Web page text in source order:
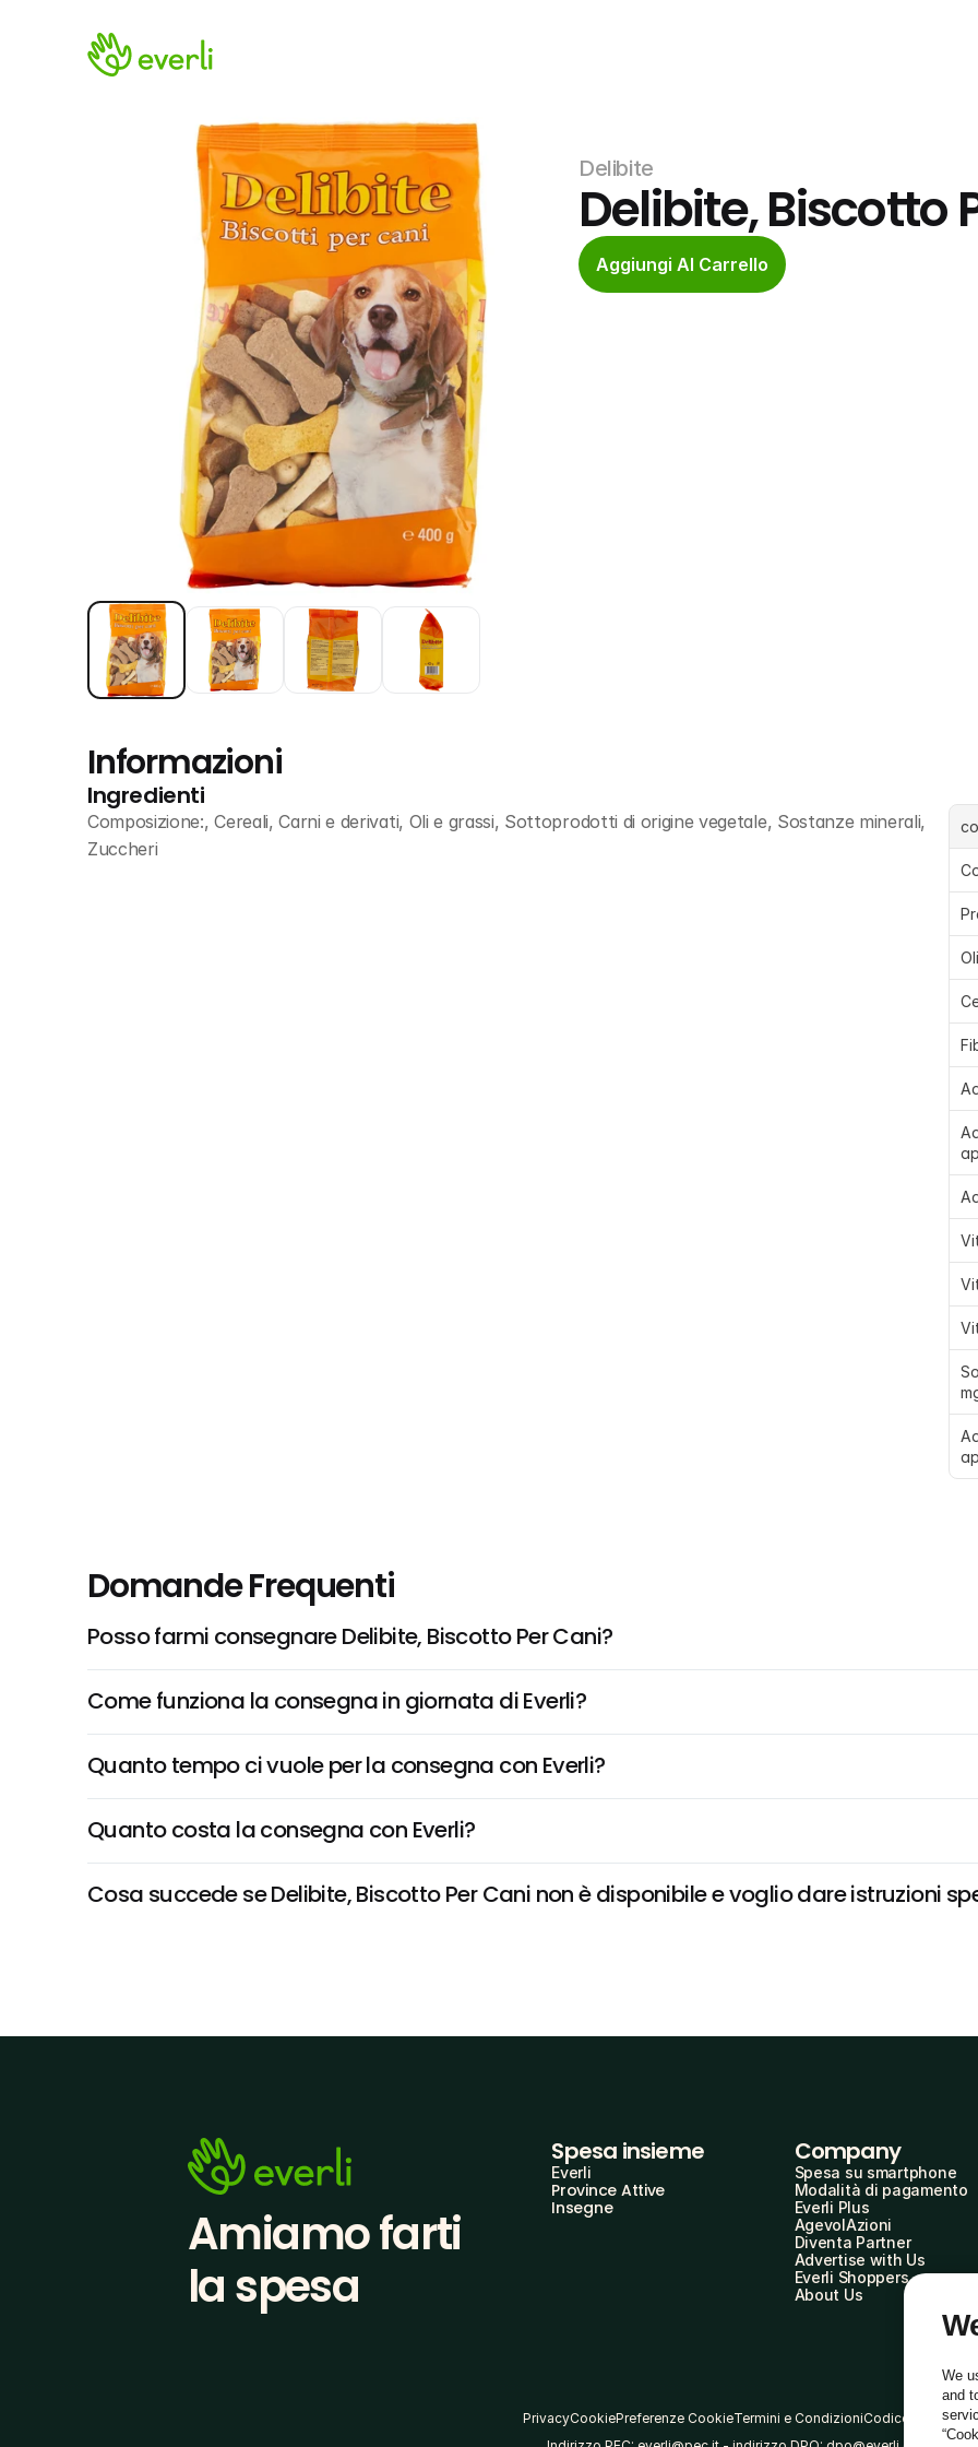
Delibite
Delibite, Biscotto
Aggiungi Al Carrello
Informazioni
Ingredienti
Composizione:, Cereali, Carni e derivati, Oli e grassi, Sottoprodotti di origine vegetale, Sostanze minerali,
Zuccheri
Domande Frequenti
Posso farmi consegnare Delibite, Biscotto Per Cani?
Come funziona la consegna in giornata di Everli?
Quanto tempo ci vuole per la consegna con Everli?
Quanto costa la consegna con Everli?
Cosa succede se Delibite, Biscotto Per Cani non è disponibile e voglio dare istruzioni
Amiamo farti
la spesa
Spesa insieme
Everli
Province Attive
Insegne
Company
Spesa su smartphone
Modalità di pagamento
Everli Plus
AgevolAzioni
Diventa Partner
Advertise with Us
Everli Shoppers
About Us
PrivacyCookiePreferenze CookieTermini e CondizioniCodice Etico
We
and